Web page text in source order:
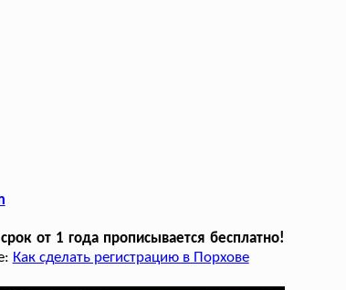
от 1 года прописывается бесплатно!
Как сделать регистрацию в Порхове